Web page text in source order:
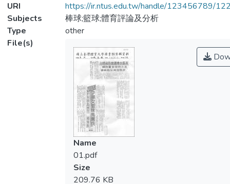
URI
https://ir.ntus.edu.tw/handle/123456789/
Subjects
棒球;籃球;體育評論及分析
Type
other
File(s)
Name
01.pdf
Size
209.76 KB